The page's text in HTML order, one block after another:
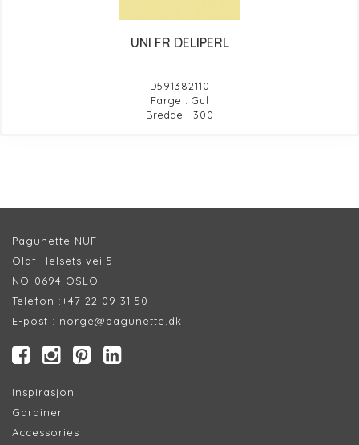
UNI FR DELIPERL
D591382110
Farge : Gul
Bredde : 300
Pagunette NUF
Olaf Helsets vei 5
NO-0694 OSLO
Telefon :+47 22 09 31 50
E-post : norge@pagunette.dk
Inspirasjon
Gardiner
Accessories